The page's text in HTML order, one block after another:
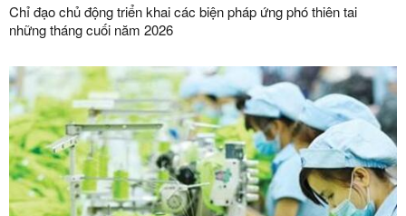
Chỉ đạo chủ động triển khai các biện pháp ứng phó thiên tai
những tháng cuối năm 2026